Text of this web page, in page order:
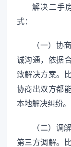
解决二手
式：
（一）协
诚沟通，依据
致解决方案。
协商出双方都
本地解决纠纷。
（二）调
第三方调解。